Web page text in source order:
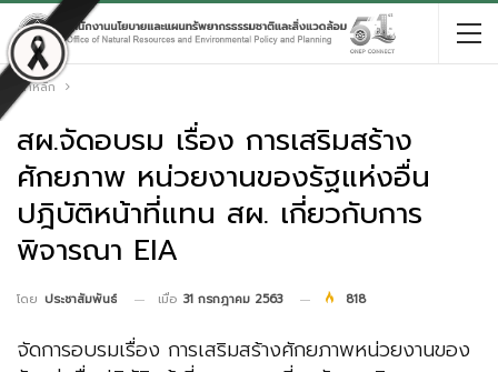
หน้าหลัก
สผ.จัดอบรม เรื่อง การเสริมสร้าง
ศักยภาพ หน่วยงานของรัฐแห่งอื่น
ปฎิบัติหน้าที่แทน สผ. เกี่ยวกับการ
พิจารณา EIA
โดย ประชาสัมพันธ์ เมื่อ 31 กรกฎาคม 2563 818
จัดการอบรมเรื่อง การเสริมสร้างศักยภาพหน่วยงานของ